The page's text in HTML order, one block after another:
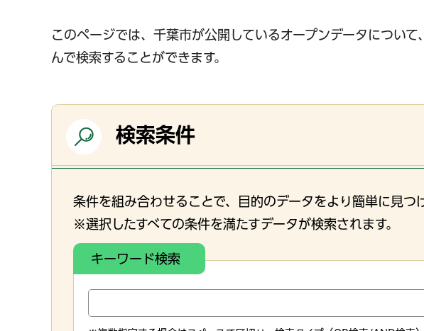
このページでは、千葉市が公開しているオープンデータについ
んで検索することができます。
検索条件
条件を組み合わせることで、目的のデータをより簡単に見つ
※選択したすべての条件を満たすデータが検索されます。
キーワード検索